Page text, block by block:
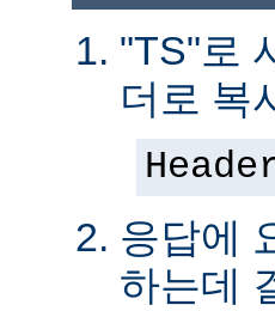
"TS"로
더로 복
응답에
하는데